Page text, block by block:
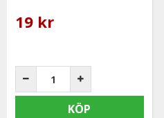
19 kr
KÖP